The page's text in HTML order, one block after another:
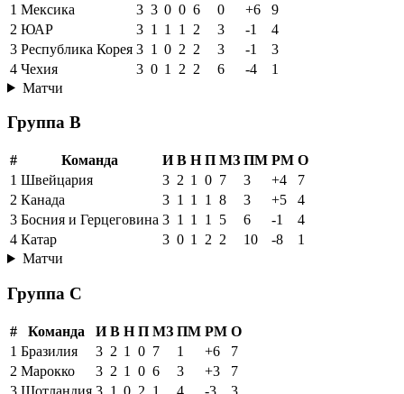
1 Мексика 3 3 0 0 6 0 +6
9
2 ЮАР 3 1 1 1 2 3 -1
4
3 Республика Корея 3 1 0 2 2 3 -1
3
4 Чехия 3 0 1 2 2 6 -4
1
Матчи
Группа B
# Команда И В Н П МЗ ПМ РМ О
1 Швейцария 3 2 1 0 7 3 +4
7
2 Канада 3 1 1 1 8 3 +5
4
3 Босния и Герцеговина 3 1 1 1 5 6 -1
4
4 Катар 3 0 1 2 2 10 -8
1
Матчи
Группа C
# Команда И В Н П МЗ ПМ РМ О
1 Бразилия 3 2 1 0 7 1 +6
7
2 Марокко 3 2 1 0 6 3 +3
7
3 Шотландия 3 1 0 2 1 4 -3 3